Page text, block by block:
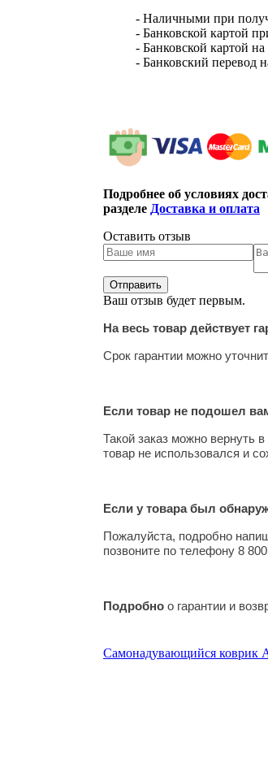
- Наличными при
- Банковской картой
- Банковской картой
- Банковский перевод
Подробнее об условиях
разделе Доставка и оплата
Оставить отзыв
Ваш отзыв будет первым.
На весь товар действует
Срок гарантии можно
Если товар не подошел
Такой заказ можно вернуть
товар не использовался и
Если у товара был
Пожалуйста, подробно
позвоните по телефону 8
Подробно о гарантии и
Самонадувающийся коврик